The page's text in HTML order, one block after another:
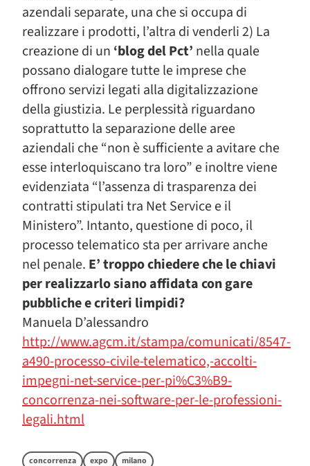
azendali separate, una che si occupa di
realizzare i prodotti, l’altra di venderli 2) La
creazione di un ‘blog del Pct’ nella quale
possano dialogare tutte le imprese che
offrono servizi legati alla digitalizzazione
della giustizia. Le perplessità riguardano
soprattutto la separazione delle aree
aziendali che “non è sufficiente a avitare che
esse interloquiscano tra loro” e inoltre viene
evidenziata “l’assenza di trasparenza dei
contratti stipulati tra Net Service e il
Ministero”. Intanto, questione di poco, il
processo telematico sta per arrivare anche
nel penale. E’ troppo chiedere che le chiavi
per realizzarlo siano affidata con gare
pubbliche e criteri limpidi?
Manuela D’alessandro
http://www.agcm.it/stampa/comunicati/8547-
a490-processo-civile-telematico,-accolti-
impegni-net-service-per-pi%C3%B9-
concorrenza-nei-software-per-le-professioni-
legali.html
concorrenza expo milano